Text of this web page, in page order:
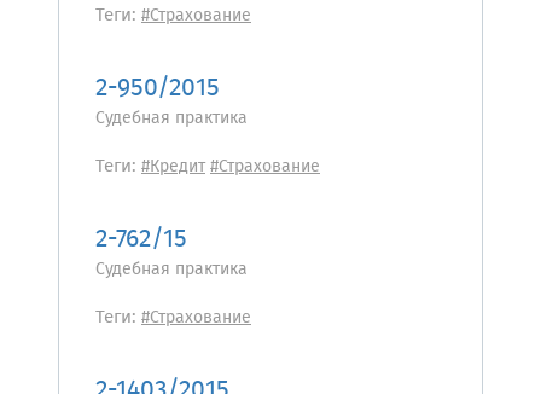
Теги: #Страхование
2-950/2015
Судебная практика
Теги: #Кредит#Страхование
2-762/15
Судебная практика
Теги: #Страхование